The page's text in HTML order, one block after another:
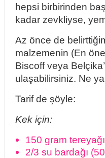
hepsi birbirinden
kadar zevkliyse,
Az önce de
malzemenin (En
Biscoff veya
ulaşabilirsiniz. Ne
Tarif de şöyle:
Kek için:
150 gram
2/3 su bardağı